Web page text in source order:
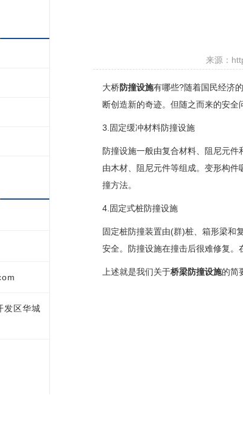
发区华城
来源：
大桥防撞设施有哪些?随着国民经济
断创造新的奇迹。但随之而来的安全
3.固定缓冲材料防撞设施
防撞设施一般由复合材料、阻尼元
由木材、阻尼元件等组成。变形构
撞方法。
4.固定式桩防撞设施
固定桩防撞装置由(群)桩、箱形梁和
安全。防撞设施在撞击后很难修复。
上述就是我们关于桥梁防撞设施的简